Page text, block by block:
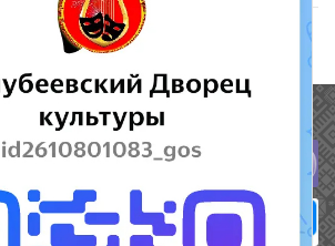
Полезные ссылки